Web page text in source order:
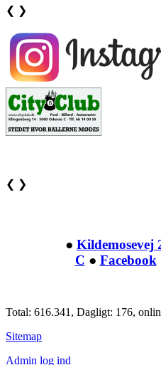
❮ ❯
❮ ❯
● Kildemosevej
C ● Facebook
Total: 616.341, Dagligt: 176,
Sitemap
Admin log ind